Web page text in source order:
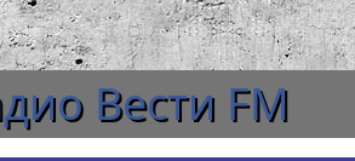
Вести FM